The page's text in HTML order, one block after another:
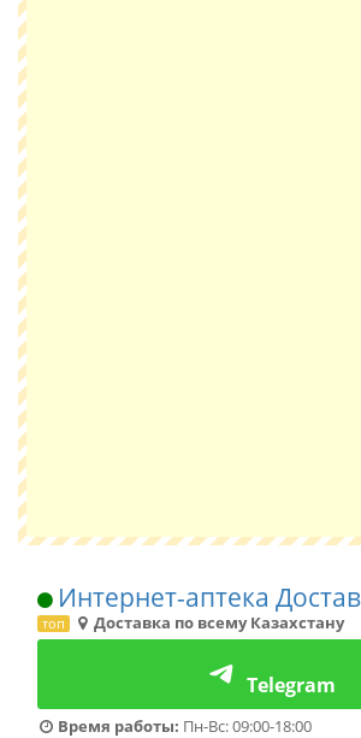
Интернет-аптека
топ Доставка по всему Казахстану
Telegram
Время работы: Пн-Вс: 09:00-18:00